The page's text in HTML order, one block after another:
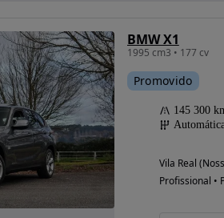
BMW X1
1995 cm3 • 177 cv
Promovido
145 300
Vila Real
Profissional •